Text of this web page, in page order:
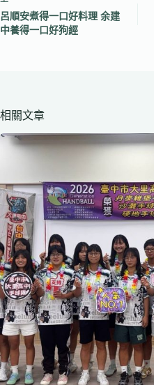
呂順安煮得一口好料理 余建
中養得一口好狗經
相關文章